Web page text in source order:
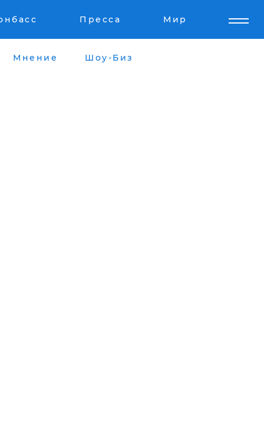
Пресса Мир
Мнение Шоу-Биз